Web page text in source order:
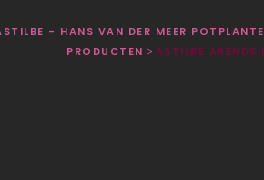
- HANS VAN DER MEER
PRODUCTEN > ASTILBE